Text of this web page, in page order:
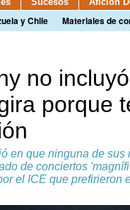
y Chile Materiales de
no
porque
en que ninguna de
de conciertos
el ICE que prefirieron